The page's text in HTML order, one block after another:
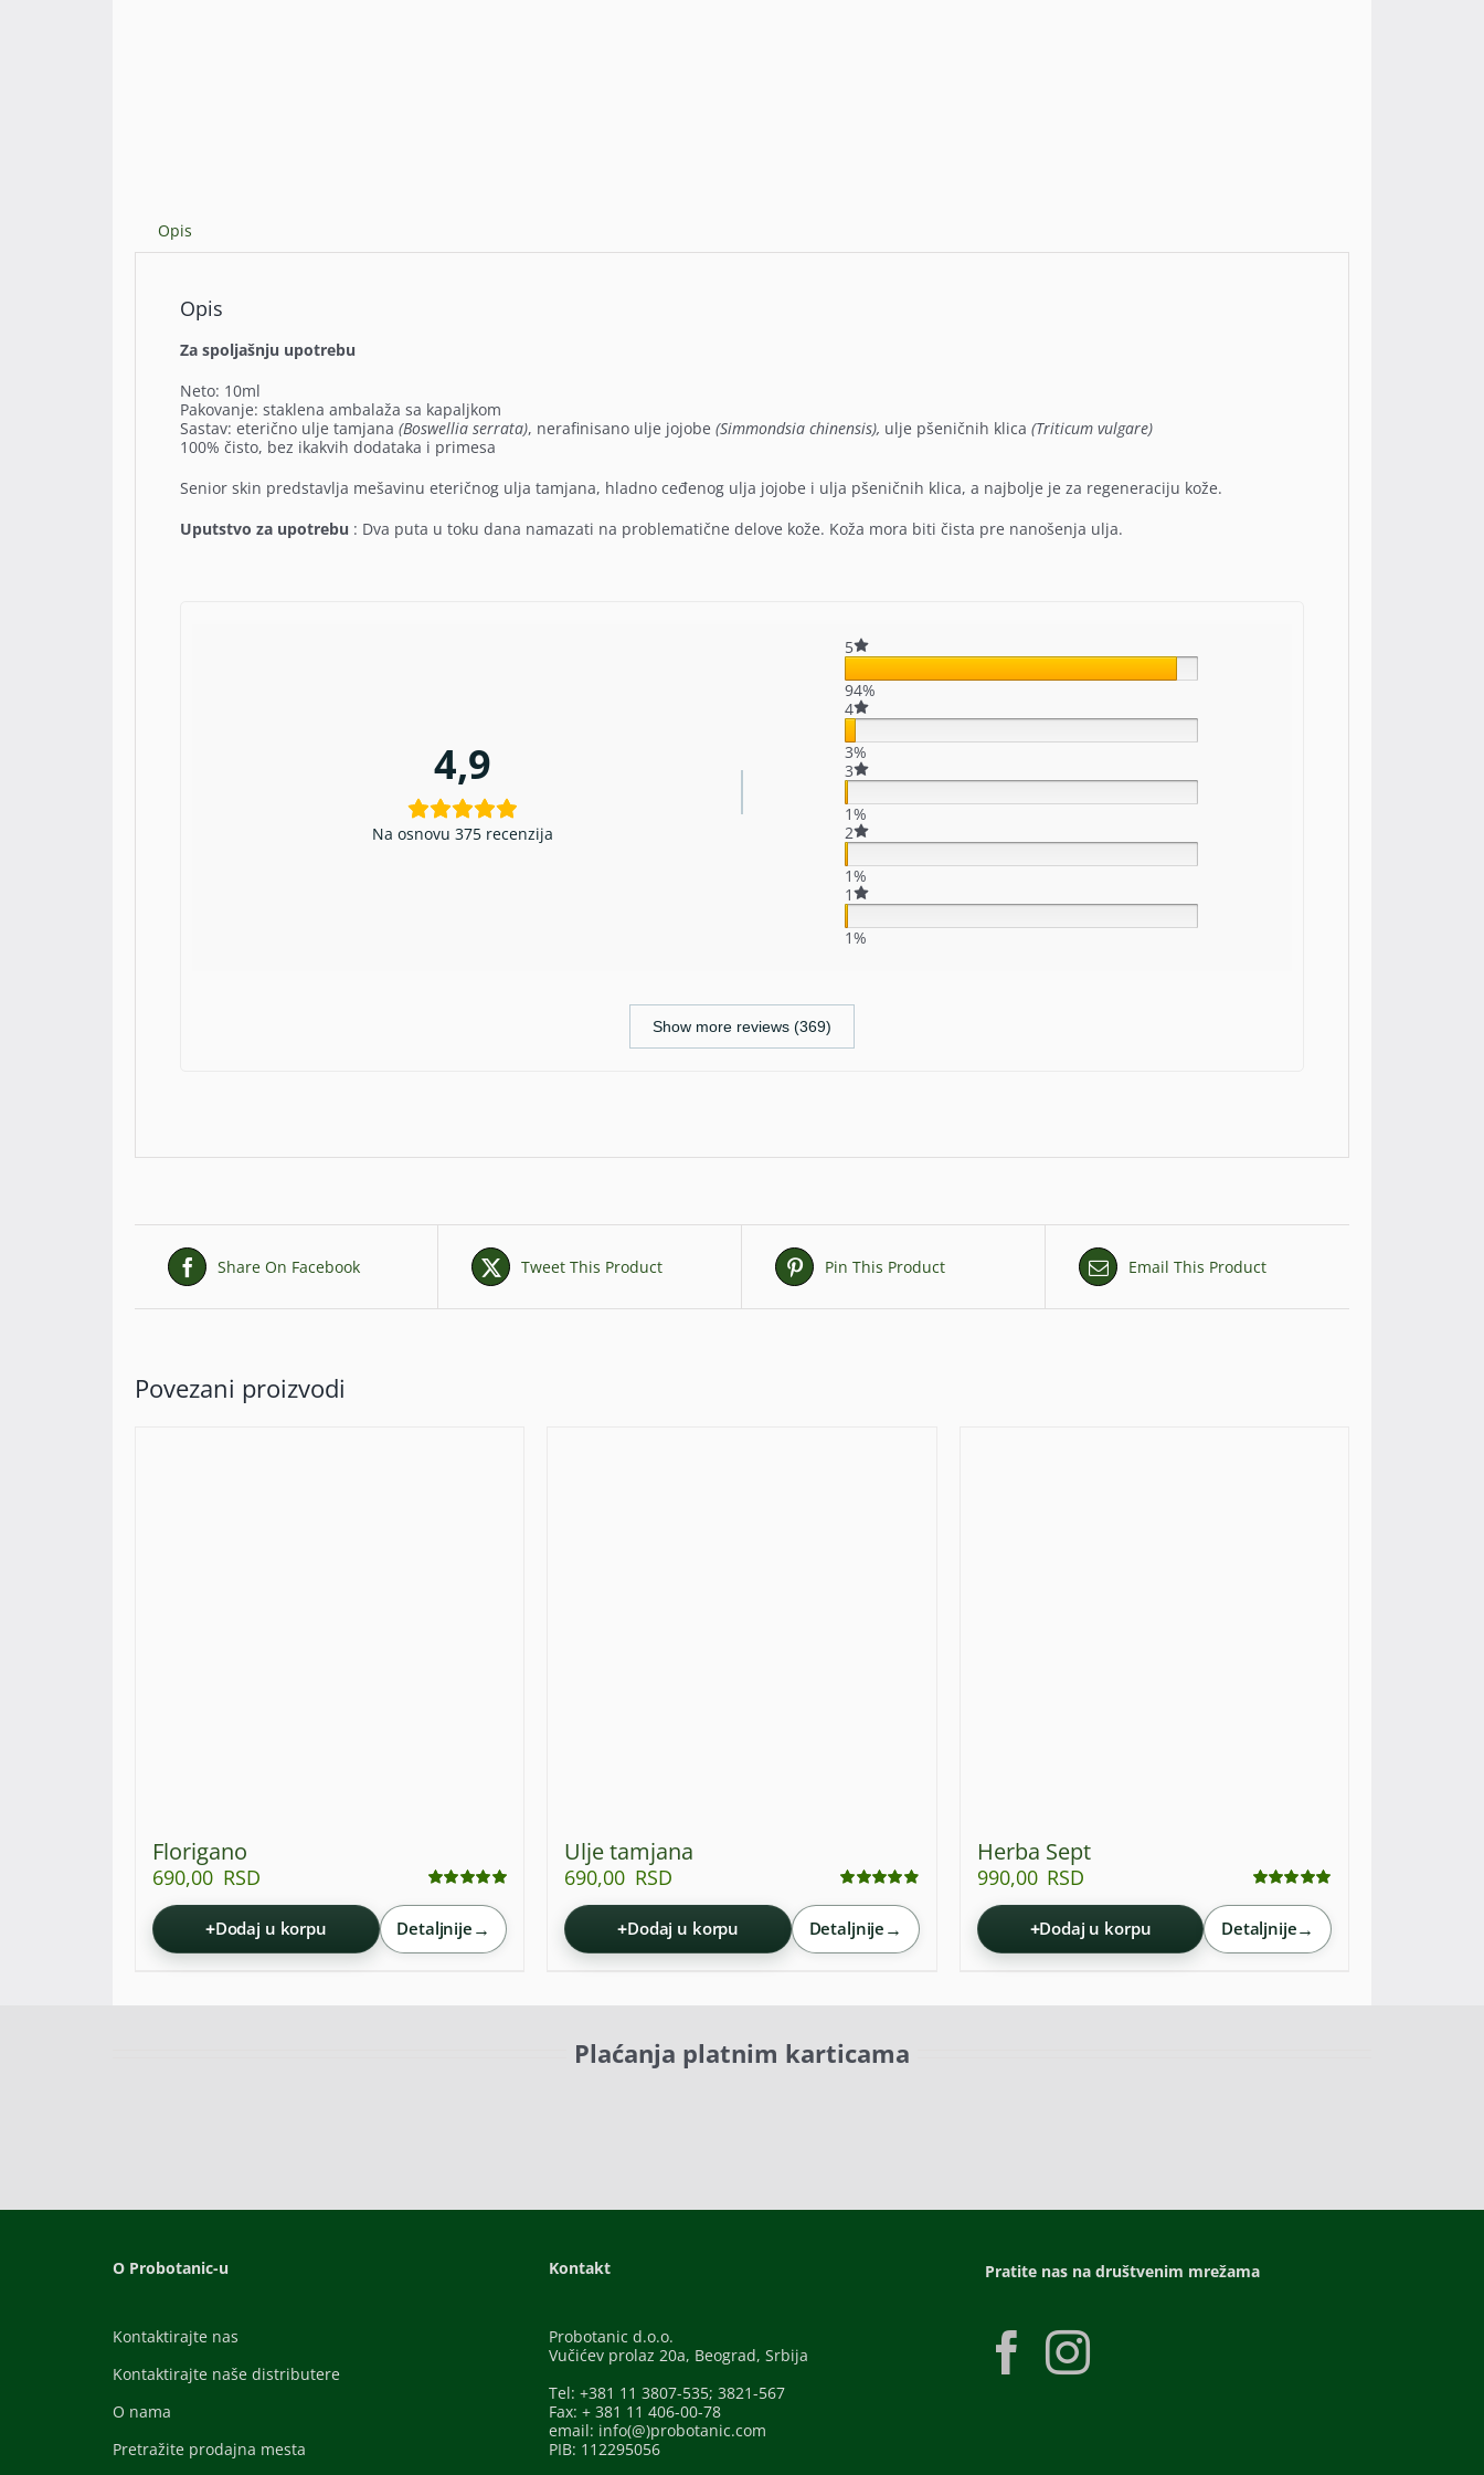
Opis
Opis
Za spoljašnju upotrebu
Neto: 10ml
Pakovanje: staklena ambalaža sa kapaljkom
Sastav: eterično ulje tamjana (Boswellia serrata), nerafinisano ulje jojobe (Simmondsia chinensis), ulje pšeničnih klica (Triticum vulgare)
100% čisto, bez ikakvih dodataka i primesa
Senior skin predstavlja mešavinu eteričnog ulja tamjana, hladno ceđenog ulja jojobe i ulja pšeničnih klica, a najbolje je za regeneraciju kože.
Uputstvo za upotrebu : Dva puta u toku dana namazati na problematične delove kože. Koža mora biti čista pre nanošenja ulja.
4,9
Na osnovu 375 recenzija
5
94%
4
3%
3
1%
2
1%
1
1%
Show more reviews (369)
Share On Facebook Tweet This Product Pin This Product Email This Product
Povezani proizvodi
Florigano
690,00 RSD
+Dodaj u korpu Detaljnije →
Ulje tamjana
690,00 RSD
+Dodaj u korpu Detaljnije →
Herba Sept
990,00 RSD
+Dodaj u korpu Detaljnije→
Plaćanja platnim karticama
O Probotanic-u
Kontaktirajte nas
Kontaktirajte naše distributere
O nama
Pretražite prodajna mesta
Kontakt
Probotanic d.o.o.
Vučićev prolaz 20a, Beograd, Srbija
Tel: +381 11 3807-535; 3821-567
Fax: + 381 11 406-00-78
email: info(@)probotanic.com
PIB: 112295056
Pratite nas na društvenim mrežama